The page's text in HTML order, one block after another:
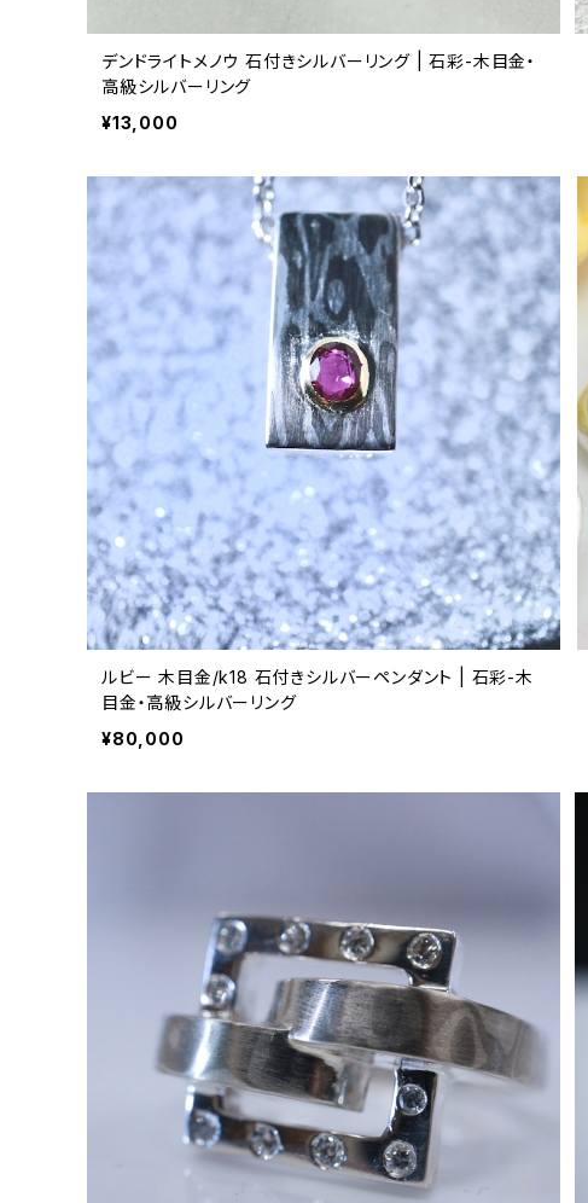
デンドライトメノウ 石付きシルバーリング | 石彩-木目金・
高級シルバーリング
¥13,000
ルビー 木目金/k18 石付きシルバーペンダント | 石彩-木
目金・高級シルバーリング
¥80,000